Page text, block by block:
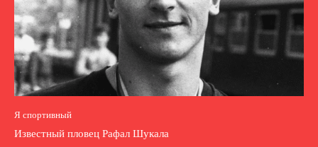
Я спортивный
Известный пловец Рафал Шукала